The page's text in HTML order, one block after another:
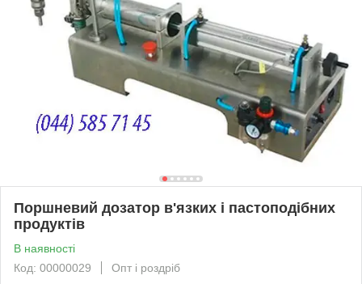
Поршневий дозатор в'язких і пастоподібних
продуктів
В наявності
Код: 00000029
Опт і роздріб